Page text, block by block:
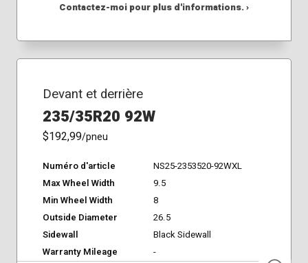
Contactez-moi pour plus d'informations. ›
Devant et derrière
235/35R20 92W
$192,99/pneu
Numéro d'article
NS25-2353520-92WXL
Max Wheel Width
9.5
Min Wheel Width
8
Outside Diameter
26.5
Sidewall
Black Sidewall
Warranty Mileage
-